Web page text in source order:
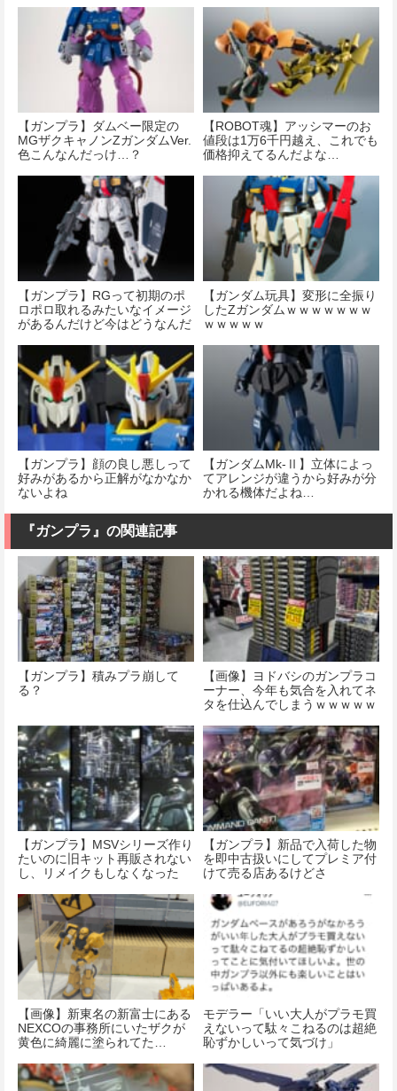
【ガンプラ】ダムベー限定の
MGザクキャノンZガンダムVer.
色こんなんだっけ…？
【ROBOT魂】アッシマーのお
値段は1万6千円越え、これでも
価格抑えてるんだよな…
【ガンプラ】RGって初期のポ
ロポロ取れるみたいなイメージ
があるんだけど今はどうなんだ
【ガンダム玩具】変形に全振り
したZガンダムｗｗｗｗｗｗｗ
ｗｗｗｗｗ
【ガンプラ】顔の良し悪しって
好みがあるから正解がなかなか
ないよね
【ガンダムMk-Ⅱ】立体によっ
てアレンジが違うから好みが分
かれる機体だよね…
『ガンプラ』の関連記事
【ガンプラ】積みプラ崩して
る？
【画像】ヨドバシのガンプラコ
ーナー、今年も気合を入れてネ
タを仕込んでしまうｗｗｗｗｗ
【ガンプラ】MSVシリーズ作り
たいのに旧キット再販されない
し、リメイクもしなくなった
【ガンプラ】新品で入荷した物
を即中古扱いにしてプレミア付
けて売る店あるけどさ
【画像】新東名の新富士にある
NEXCOの事務所にいたザクが
黄色に綺麗に塗られてた…
モデラー「いい大人がプラモ買
えないって駄々こねるのは超絶
恥ずかしいって気づけ」